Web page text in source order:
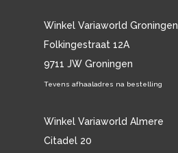
Winkel Variaworld Groningen
Folkingestraat 12A
9711 JW Groningen
Tevens afhaaladres na bestelling
Winkel Variaworld Almere
Citadel 20